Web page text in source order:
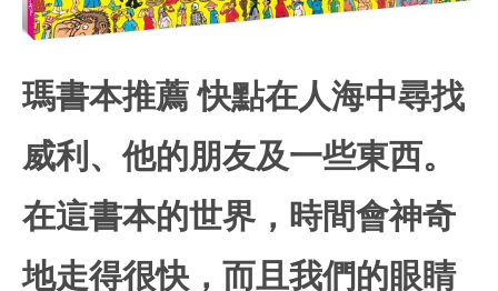
瑪書本推薦 快點在人海中尋找
威利、他的朋友及一些東西。
在這書本的世界，時間會神奇
地走得很快，而且我們的眼睛